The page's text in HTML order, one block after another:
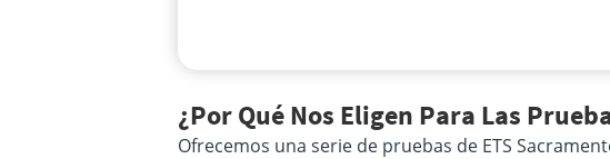
¿Por Qué Nos Eligen Para Las
Ofrecemos una serie de pruebas de ETS